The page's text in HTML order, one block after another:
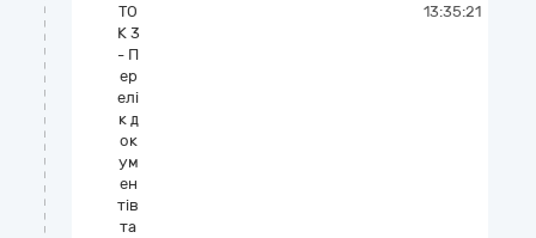
ТО
К 3
- П
ер
елі
к д
ок
ум
ен
тів
та
13:35:21